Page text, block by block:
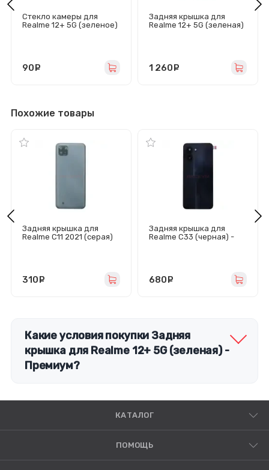
Стекло камеры для
Realme 12+ 5G (зеленое)
90
Задняя крышка для
Realme 12+ 5G (зеленая)
1 260
Похожие товары
Задняя крышка для
Realme C11 2021 (серая)
310
Задняя крышка для
Realme C33 (черная) -
680
Какие условия покупки Задняя
крышка для Realme 12+ 5G (зеленая) -
Премиум?
КАТАЛОГ
ПОМОЩЬ